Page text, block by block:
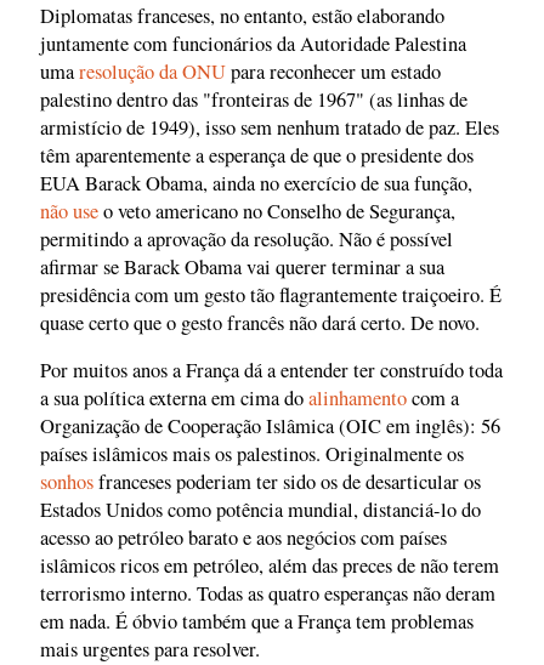
Diplomatas franceses, no entanto, estão elaborando
juntamente com funcionários da Autoridade Palestina
umaresolução da ONUpara reconhecer um estado
palestino dentro das "fronteiras de 1967" (as linhas de
armistício de 1949), isso sem nenhum tratado de paz. Eles
têm aparentemente a esperança de que o presidente dos
EUA Barack Obama, ainda no exercício de sua função,
não useo veto americano no Conselho de Segurança,
permitindo a aprovação da resolução. Não é possível
afirmar se Barack Obama vai querer terminar a sua
presidência com um gesto tão flagrantemente traiçoeiro. É
quase certo que o gesto francês não dará certo. De novo.
Por muitos anos a França dá a entender ter construído toda
a sua política externa em cima doalinhamentocom a
Organização de Cooperação Islâmica (OIC em inglês): 56
países islâmicos mais os palestinos. Originalmente os
sonhosfranceses poderiam ter sido os de desarticular os
Estados Unidos como potência mundial, distanciá-lo do
acesso ao petróleo barato e aos negócios com países
islâmicos ricos em petróleo, além das preces de não terem
terrorismo interno. Todas as quatro esperanças não deram
em nada. É óbvio também que a França tem problemas
mais urgentes para resolver.